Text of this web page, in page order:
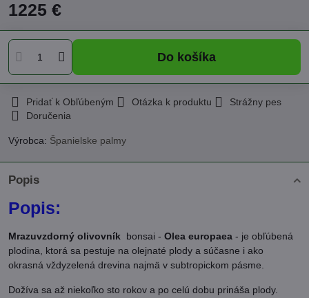
1225 €
Do košíka
Pridať k Obľúbeným Otázka k produktu
Strážny pes
Doručenia
Výrobca: Španielske palmy
Popis
Popis:
Mrazuvzdorný olivovník bonsai - Olea europaea - je obľúbená
plodina, ktorá sa pestuje na olejnaté plody a súčasne i ako
okrasná vždyzelená drevina najmä v subtropickom pásme.
Dožíva sa až niekoľko sto rokov a po celú dobu prináša plody.